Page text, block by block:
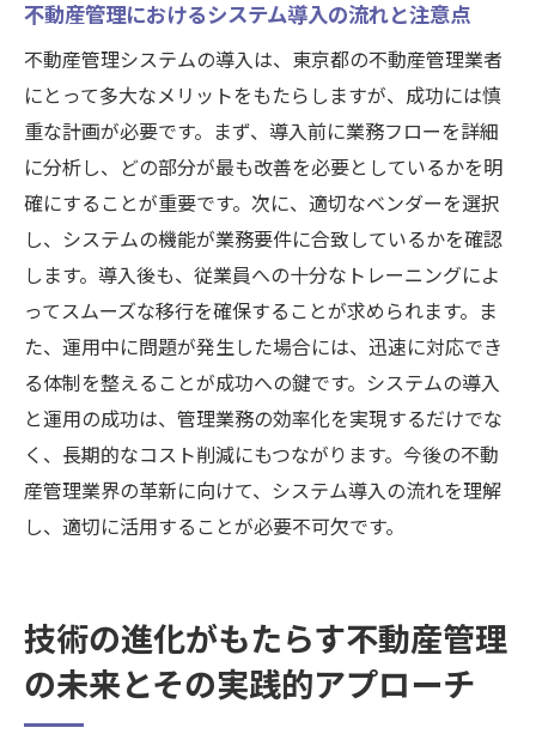
不動産管理におけるシステム導入の流れと注意点
不動産管理システムの導入は、東京都の不動産管理業者
にとって多大なメリットをもたらしますが、成功には慎
重な計画が必要です。まず、導入前に業務フローを詳細
に分析し、どの部分が最も改善を必要としているかを明
確にすることが重要です。次に、適切なベンダーを選択
し、システムの機能が業務要件に合致しているかを確認
します。導入後も、従業員への十分なトレーニングによ
ってスムーズな移行を確保することが求められます。ま
た、運用中に問題が発生した場合には、迅速に対応でき
る体制を整えることが成功への鍵です。システムの導入
と運用の成功は、管理業務の効率化を実現するだけでな
く、長期的なコスト削減にもつながります。今後の不動
産管理業界の革新に向けて、システム導入の流れを理解
し、適切に活用することが必要不可欠です。
技術の進化がもたらす不動産管理
の未来とその実践的アプローチ